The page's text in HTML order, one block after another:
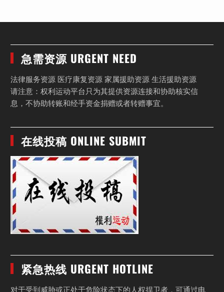
急需资源 URGENT NEED
法律服务资源 医疗康复资源 家属援助资源 生活援助资源
请注意：权利运动平台只为其提供资源连接和协助核实信
息，不协助转账和经手资金捐赠或者转赠事宜。
在线投稿 ONLINE SUBMIT
紧急热线 URGENT HOTLINE